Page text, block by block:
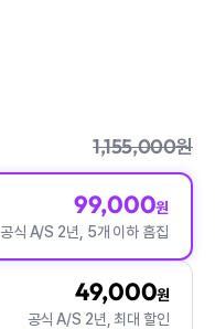
1,155,000원
99,000원
공식 A/S 2년, 5개 이하 흠집
49,000원
공식 A/S 2년, 최대 할인